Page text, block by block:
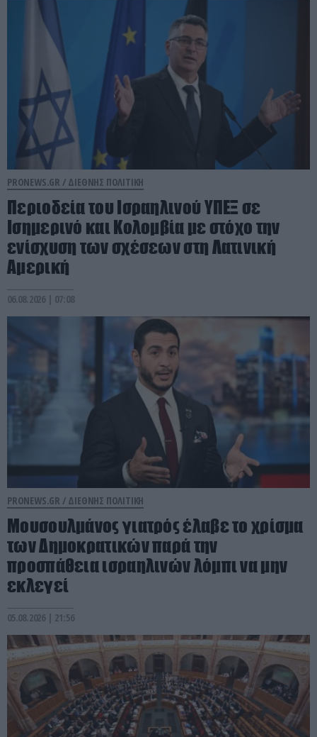
PRONEWS.GR / ΔΙΕΘΝΗΣ ΠΟΛΙΤΙΚΗ
Περιοδεία του Ισραηλινού ΥΠΕΞ σε
Ισημερινό και Κολομβία με στόχο την
ενίσχυση των σχέσεων στη Λατινική
Αμερική
06.08.2026 | 07:08
PRONEWS.GR / ΔΙΕΘΝΗΣ ΠΟΛΙΤΙΚΗ
Μουσουλμάνος γιατρός έλαβε το χρίσμα
των Δημοκρατικών παρά την
προσπάθεια ισραηλινών λόμπι να μην
εκλεγεί
05.08.2026 | 21:56